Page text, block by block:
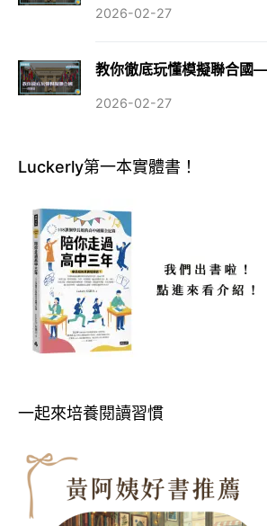
2026-02-27
教你徹底玩懂模擬聯合
2026-02-27
Luckerly第一本實體書！
一起來培養閱讀習慣